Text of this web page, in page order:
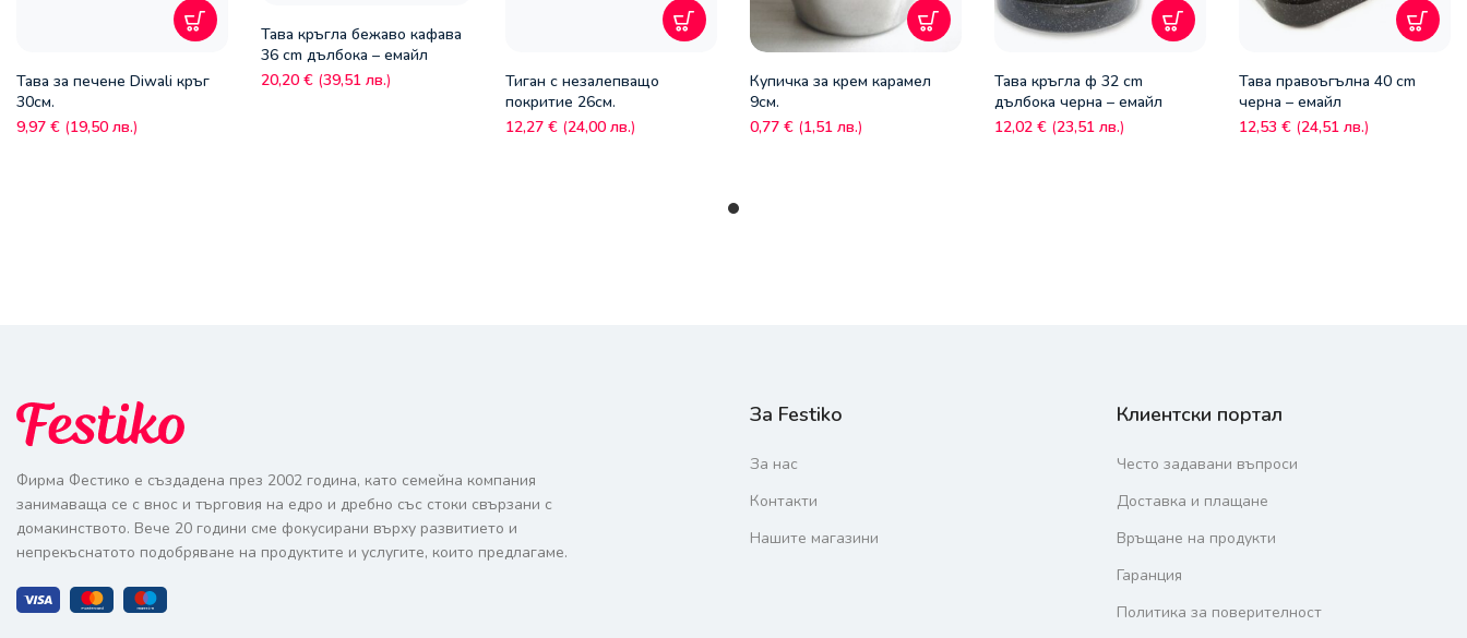
Тава за печене Diwali кръг
30см.
9,97 € (19,50 лв.)
Тава кръгла бежаво кафава
36 cm дълбока – емайл
20,20 € (39,51 лв.)
Тиган с незалепващо
покритие 26см.
12,27 € (24,00 лв.)
Купичка за крем карамел
9см.
0,77 € (1,51 лв.)
Тава кръгла ф 32 cm
дълбока черна – емайл
12,02 € (23,51 лв.)
Тава правоъгълна 40 cm
черна – емайл
12,53 € (24,51 лв.)
Фирма Фестико е създадена през 2002 година, като семейна компания
занимаваща се с внос и търговия на едро и дребно със стоки свързани с
домакинството. Вече 20 години сме фокусирани върху развитието и
непрекъснатото подобряване на продуктите и услугите, които предлагаме.
За Festiko
За нас
Контакти
Нашите магазини
Клиентски портал
Често задавани въпроси
Доставка и плащане
Връщане на продукти
Гаранция
Политика за поверителност